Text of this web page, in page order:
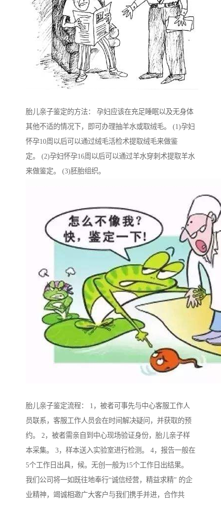
胎儿亲子鉴定的方法： 孕妇应该在充足睡眠以及无身体
其他不适的情况下，即可办理抽羊水或取绒毛。 (1)孕妇
怀孕10周以后可以通过绒毛活检术提取绒毛来做鉴
定。 (2)孕妇怀孕16周以后可以通过羊水穿刺术提取羊水
来做鉴定。 (3)胚胎组织。
胎儿亲子鉴定流程： 1，被者可事先与中心客服工作人
员联系，客服工作人员会在时间解决疑问，并获取的预
约。 2，被者需亲自到中心现场验证身份，胎儿亲子样
本采集。 3，样本送入实验室进行检测。 4，报告一般在
5个工作日出具，候。无创一般为15个工作日出结果。
我们公司将一如既往地奉行“诚信经营，精益求精” 的企
业精神，竭诚相邀广大客户与我们携手并进，合作共